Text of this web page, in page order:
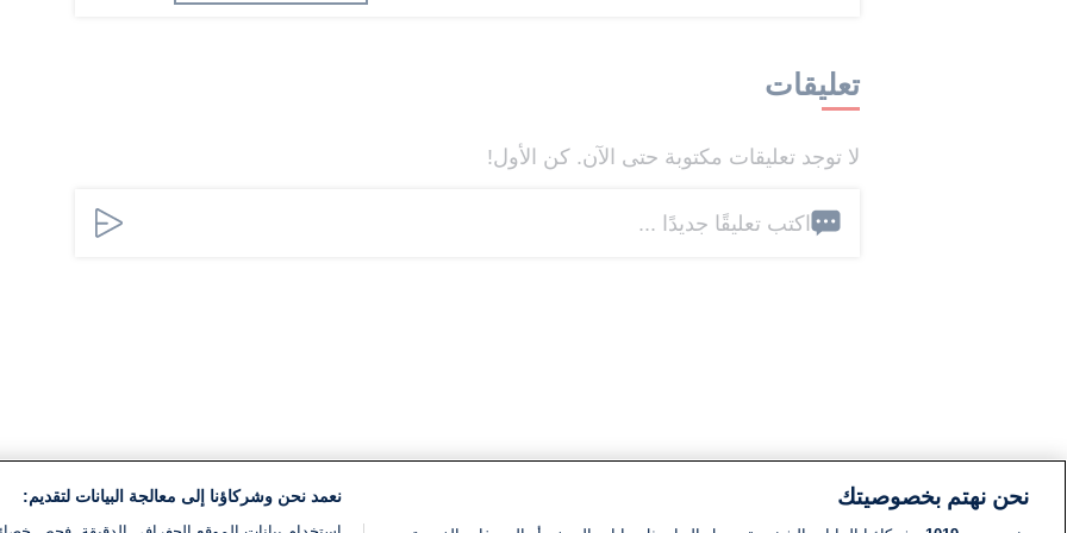
تعليقات
لا توجد تعليقات مكتوبة حتى الآن. كن الأول!
اكتب تعليقًا جديدًا ...
نحن نهتم بخصوصيتك نعمد نحن وشركاؤنا إلى معالجة البيانات لتقديم: